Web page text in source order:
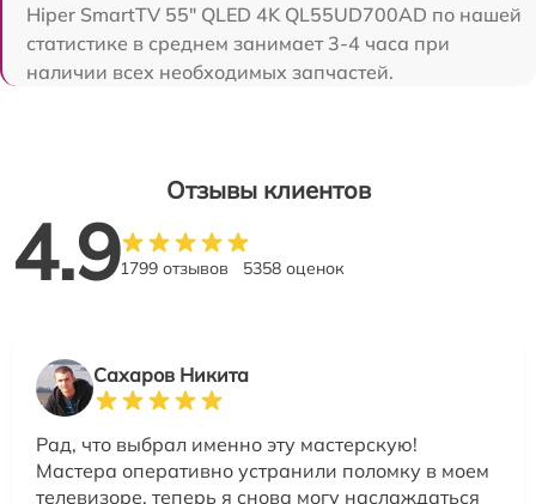
Hiper SmartTV 55" QLED 4K QL55UD700AD по нашей
статистике в среднем занимает 3-4 часа при
наличии всех необходимых запчастей.
Отзывы клиентов
4.91799 отзывов 5358 оценок
Сахаров Никита
Рад, что выбрал именно эту мастерскую!
Мастера оперативно устранили поломку в моем
телевизоре, теперь я снова могу наслаждаться